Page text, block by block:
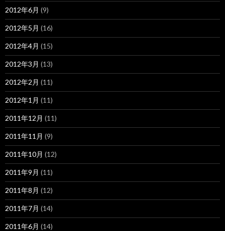
2012年6月 (9)
2012年5月 (16)
2012年4月 (15)
2012年3月 (13)
2012年2月 (11)
2012年1月 (11)
2011年12月 (11)
2011年11月 (9)
2011年10月 (12)
2011年9月 (11)
2011年8月 (12)
2011年7月 (14)
2011年6月 (14)